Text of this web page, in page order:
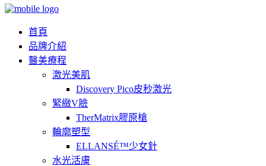
首頁
品牌介紹
醫美療程
激光美肌
Discovery Pico皮秒激光
緊緻V臉
TherMatrix膠原槍
輪廓塑型
ELLANSÉ™少女針
水光活膚